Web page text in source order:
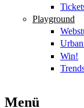
Playground
Win!
Menü